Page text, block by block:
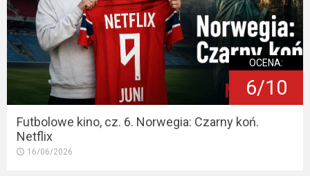
2019
2018
2016
2017
2015
OCENA:
6/10
Futbolowe kino, cz. 6. Norwegia: Czarny koń.
Netflix
16/06/2026